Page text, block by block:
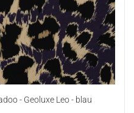
- Geoluxe Leo - blau